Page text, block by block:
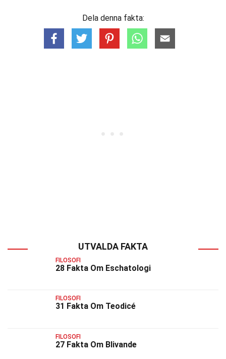
Dela denna fakta:
UTVALDA FAKTA
FILOSOFI
28 Fakta Om Eschatologi
FILOSOFI
31 Fakta Om Teodicé
FILOSOFI
27 Fakta Om Blivande